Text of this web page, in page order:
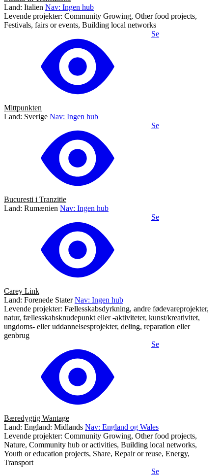
Land: Italien Nav: Ingen hub
Levende projekter: Community Growing, Other food projects,
Festivals, fairs or events, Building local networks
Se
Mittpunkten
Land: Sverige Nav: Ingen hub
Se
Bucuresti i Tranzitie
Land: Rumænien Nav: Ingen hub
Se
Carey Link
Land: Forenede Stater Nav: Ingen hub
Levende projekter: Fællesskabsdyrkning, andre fødevareprojekter,
natur, fællesskabsknudepunkt eller -aktiviteter, kunst/kreativitet,
ungdoms- eller uddannelsesprojekter, deling, reparation eller
genbrug
Se
Bæredygtig Wantage
Land: England: Midlands Nav: England og Wales
Levende projekter: Community Growing, Other food projects,
Nature, Community hub or activities, Building local networks,
Youth or education projects, Share, Repair or reuse, Energy,
Transport
Se